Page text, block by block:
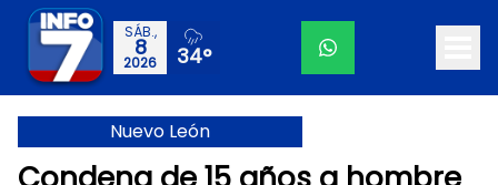
SÁB.,
8
2026 34°
Nuevo León